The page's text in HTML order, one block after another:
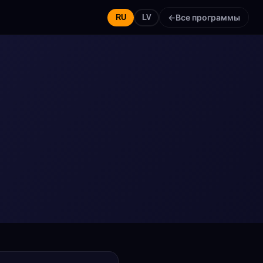
RU LV ←Все программы